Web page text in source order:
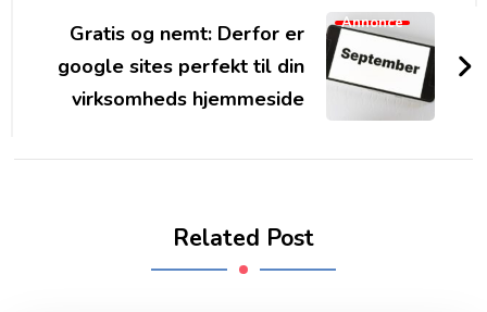
Annonce
Gratis og nemt: Derfor er
google sites perfekt til din
virksomheds hjemmeside
Related Post